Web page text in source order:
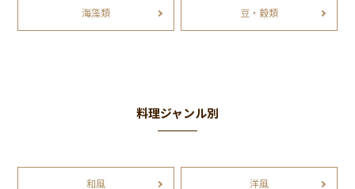
海藻類 豆・穀類
料理ジャンル別
和風 洋風